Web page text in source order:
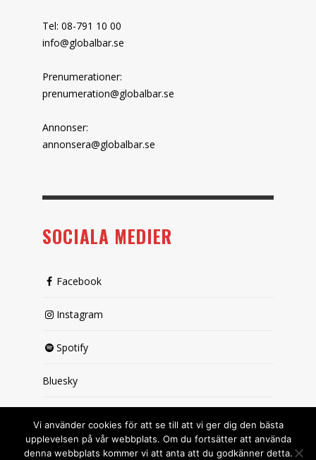
Tel: 08-791 10 00
info@globalbar.se
Prenumerationer:
prenumeration@globalbar.se
Annonser:
annonsera@globalbar.se
SOCIALA MEDIER
Facebook
Instagram
Spotify
Bluesky
Vi använder cookies för att se till att vi ger dig den bästa
upplevelsen på vår webbplats. Om du fortsätter att använda
denna webbplats kommer vi att anta att du godkänner detta.